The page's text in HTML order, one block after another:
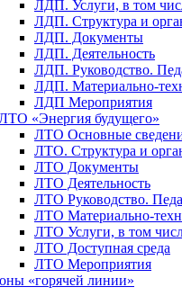
ЛДП. Услуги, в том
ЛДП. Структура и
ЛДП. Документы
ЛДП. Деятельность
ЛДП. Руководство.
ЛДП. Материально-
ЛДП Мероприятия
«Энергия будущего»
ЛТО Основные
ЛТО. Структура и
ЛТО Документы
ЛТО Деятельность
ЛТО Руководство.
ЛТО Материально-
ЛТО Услуги, в том
ЛТО Доступная среда
ЛТО Мероприятия
«горячей линии»